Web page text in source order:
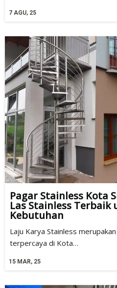
7 AGU, 25
Pagar Stainless Kota
Las Stainless Terbaik
Kebutuhan
15 MAR, 25
Laju Karya Stainless
terpercaya di Kota…